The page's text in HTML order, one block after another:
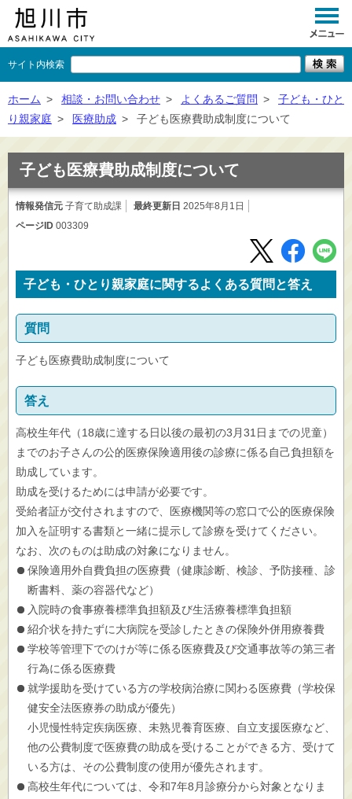
サイト内検索
くらし
観光
事業者向け
×閉じる
ホーム > 相談・お問い合わせ > よくあるご質問 >
子ども・ひと
り親家庭 > 医療助成 > 子ども医療費助成制度について
子ども医療費助成制度について
情報発信元 子育て助成課 最終更新日 2025年8月1日
ページID 003309
子ども・ひとり親家庭に関するよくある質問と答え
質問
子ども医療費助成制度について
答え
高校生年代（18歳に達する日以後の最初の3月31日までの児童）
までのお子さんの公的医療保険適用後の診療に係る自己負担額を
助成しています。
助成を受けるためには申請が必要です。
受給者証が交付されますので、医療機関等の窓口で公的医療保険
加入を証明する書類と一緒に提示して診療を受けてください。
なお、次のものは助成の対象になりません。
保険適用外自費負担の医療費（健康診断、検診、予防接種、診
断書料、薬の容器代など）
入院時の食事療養標準負担額及び生活療養標準負担額
紹介状を持たずに大病院を受診したときの保険外併用療養費
学校等管理下でのけが等に係る医療費及び交通事故等の第三者
行為に係る医療費
就学援助を受けている方の学校病治療に関わる医療費（学校保
健安全法医療券の助成が優先）
小児慢性特定疾病医療、未熟児養育医療、自立支援医療など、
他の公費制度で医療費の助成を受けることができる方、受けて
いる方は、その公費制度の使用が優先されます。
高校生年代については、令和7年8月診療分から対象となりま